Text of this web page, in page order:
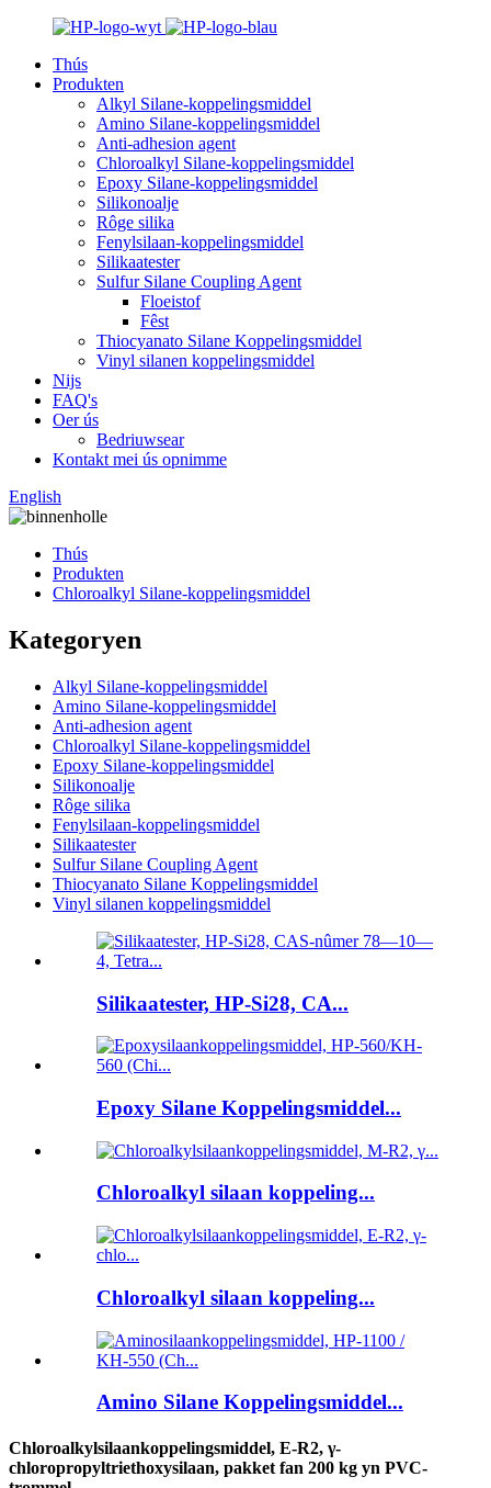
Thús
Produkten
Alkyl Silane-koppelingsmiddel
Amino Silane-koppelingsmiddel
Anti-adhesion agent
Chloroalkyl Silane-koppelingsmiddel
Epoxy Silane-koppelingsmiddel
Silikonoalje
Rôge silika
Fenylsilaan-koppelingsmiddel
Silikaatester
Sulfur Silane Coupling Agent
Floeistof
Fêst
Thiocyanato Silane Koppelingsmiddel
Vinyl silanen koppelingsmiddel
Nijs
FAQ's
Oer ús
Bedriuwsear
Kontakt mei ús opnimme
English
Thús
Produkten
Chloroalkyl Silane-koppelingsmiddel
Kategoryen
Alkyl Silane-koppelingsmiddel
Amino Silane-koppelingsmiddel
Anti-adhesion agent
Chloroalkyl Silane-koppelingsmiddel
Epoxy Silane-koppelingsmiddel
Silikonoalje
Rôge silika
Fenylsilaan-koppelingsmiddel
Silikaatester
Sulfur Silane Coupling Agent
Thiocyanato Silane Koppelingsmiddel
Vinyl silanen koppelingsmiddel
Silikaatester, HP-Si28, CA...
Epoxy Silane Koppelingsmiddel...
Chloroalkyl silaan koppeling...
Chloroalkyl silaan koppeling...
Amino Silane Koppelingsmiddel...
Chloroalkylsilaankoppelingsmiddel, E-R2, γ-
chloropropyltriethoxysilaan, pakket fan 200 kg yn PVC-